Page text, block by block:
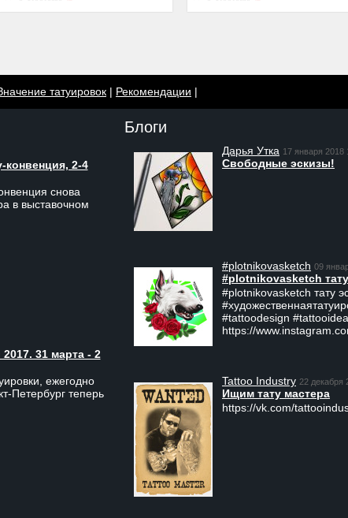
татуировок | Рекомендации |
конвенция, 2-4
снова
в выставочном
31 марта - 2
ежегодно
Петербург теперь
Блоги
Дарья Утка 17 января 2018
Свободные эскизы!
#plotnikovasketch 09
#plotnikovasketch
#plotnikovasketch тату
#tattoodesign
https://
Tattoo Industry 22 декабря
Ищим тату мастера
https://vk.com/